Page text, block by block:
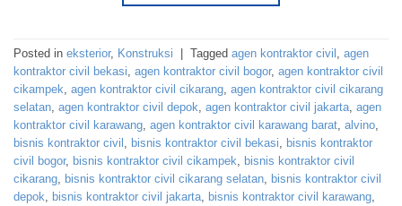
Posted in eksterior, Konstruksi Tagged agen kontraktor civil
agen
kontraktor civil bekasi agen kontraktor civil bogor, agen kontraktor civil
cikampek agen kontraktor civil cikarang agen kontraktor civil cikarang
selatan agen kontraktor civil depok agen kontraktor civil jakarta agen
kontraktor civil karawang agen kontraktor civil karawang barat alvino
bisnis kontraktor civil
bisnis kontraktor civil bekasi
bisnis kontraktor
civil bogor, bisnis kontraktor civil cikampek
bisnis kontraktor civil
cikarang
bisnis kontraktor civil cikarang selatan
bisnis kontraktor civil
depok
bisnis kontraktor civil jakarta bisnis kontraktor civil karawang